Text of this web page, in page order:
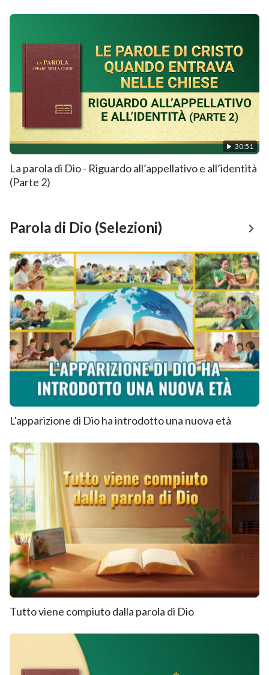
30:51
La parola di Dio - Riguardo all’appellativo e all’identità
(Parte 2)
Parola di Dio (Selezioni)
L’apparizione di Dio ha introdotto una nuova età
Tutto viene compiuto dalla parola di Dio